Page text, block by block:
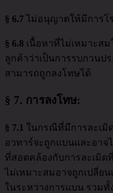
§ 6.7 ไม่อนุญาตให้มีการโ
§ 6.8 เนื้อหาที่ไม่เหมาะส
ลูกค้าว่าเป็นการรบกวนป
สามารถถูกลงโทษได้
§ 7. การลงโทษ:
§ 7.1 ในกรณีที่มีการละเมิ
อวทาร์จะถูกแบนและอา
ที่สอดคล้องกับการละเมิ
ไม่เหมาะสมอาจถูกเปลี่ย
ในระหว่างการแบน รวมทั้ง